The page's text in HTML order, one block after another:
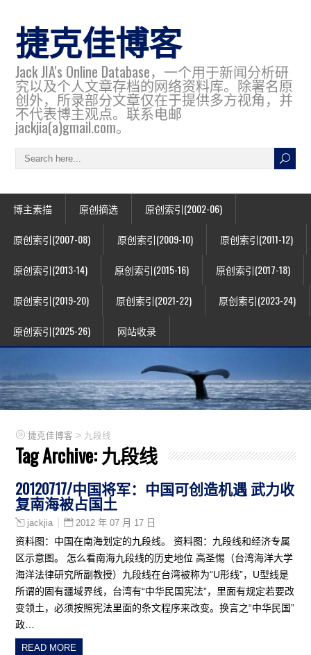
捷克佳博客
Jack JIA's Online Database，一个用于新闻分析研
究以及个人文章存档的网络资料库。除署名原
创外，所录部分文章仅在于提供多方视角，并
不代表博主观点。联系电邮
jackjia(a)gmail.com。
博主素描 原创摘选 原创索引(2002-06)
原创索引(2007-08) 原创索引(2009-10) 原创索引(2011-12)
原创索引(2013-14) 原创索引(2015-16) 原创索引(2017-18)
原创索引(2019-20) 原创索引(2021-22) 原创索引(2023-24)
原创索引(2025-26) 网站收录
捷克佳博客 > 九段线
Tag Archive: 九段线
20120717/中国将军：中国可创造机遇 武力收
复南海被占国土
jackjia 2012 年 07 月 17 日
资料图：中国在南海划定的九段线。 资料图：九段线和经济专属
区示意图。 怎么看南海九段线的历史地位 高圣惕（台湾海洋大学
海洋法律研究所副教授）九段线在台湾被称为“U形线”，U型线是
所谓的固有疆域界线，台湾有“中华民国宪法”，里面有规定若要改
变领土，必须按照宪法里面的条文程序来改变。换言之“中华民国”
政…
READ MORE